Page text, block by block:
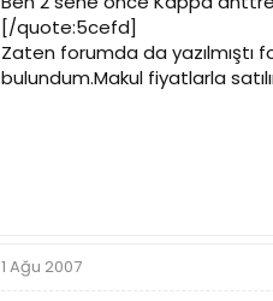
[/quote:5cefd]
Zaten forumda da yazılmıştı
bulundum.Makul fiyatlarla
1 Ağu 2007